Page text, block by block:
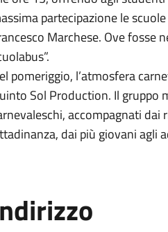
partecipazione le
Marchese. Ove fosse
pomeriggio, l’atmosfera
Sol Production. Il gruppo
accompagnati
dai più giovani agli